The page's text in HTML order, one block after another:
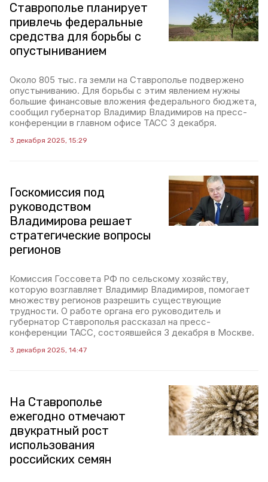
Ставрополье планирует
привлечь федеральные
средства для борьбы с
опустыниванием
Около 805 тыс. га земли на Ставрополье подвержено
опустыниванию. Для борьбы с этим явлением нужны
большие финансовые вложения федерального бюджета,
сообщил губернатор Владимир Владимиров на пресс-
конференции в главном офисе ТАСС 3 декабря.
3 декабря 2025, 15:29
Госкомиссия под
руководством
Владимирова решает
стратегические вопросы
регионов
Комиссия Госсовета РФ по сельскому хозяйству,
которую возглавляет Владимир Владимиров, помогает
множеству регионов разрешить существующие
трудности. О работе органа его руководитель и
губернатор Ставрополья рассказал на пресс-
конференции ТАСС, состоявшейся 3 декабря в Москве.
3 декабря 2025, 14:47
На Ставрополье
ежегодно отмечают
двукратный рост
использования
российских семян